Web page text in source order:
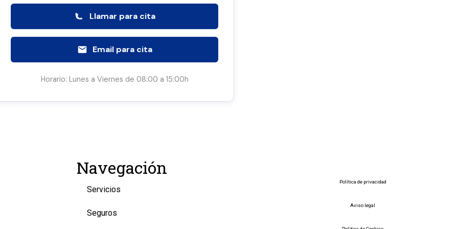
Llamar para cita
Email para cita
Horario: Lunes a Viernes de 08:00 a 15:00h
Navegación
Servicios
Seguros
Política de privacidad
Aviso legal